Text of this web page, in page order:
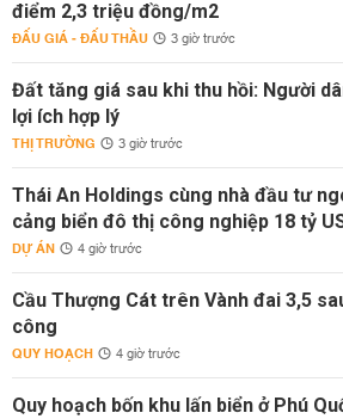
điểm 2,3 triệu đồng/m2
ĐẤU GIÁ - ĐẤU THẦU 3 giờ trước
Đất tăng giá sau khi thu hồi: Người
lợi ích hợp lý
THỊ TRƯỜNG 3 giờ trước
Thái An Holdings cùng nhà đầu tư
cảng biển đô thị công nghiệp 18 tỷ
DỰ ÁN 4 giờ trước
Cầu Thượng Cát trên Vành đai 3,5
công
QUY HOẠCH 4 giờ trước
Quy hoạch bốn khu lấn biển ở Phú